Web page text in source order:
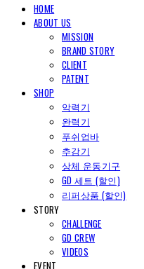
HOME
ABOUT US
MISSION
BRAND STORY
CLIENT
PATENT
SHOP
악력기
완력기
푸쉬업바
추감기
상체 운동기구
GD 세트 (할인)
리퍼상품 (할인)
STORY
CHALLENGE
GD CREW
VIDEOS
EVENT